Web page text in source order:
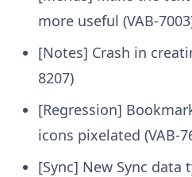
more useful (VAB-
[Notes] Crash in
8207)
[Regression]
icons pixelated (VAB-
[Sync] New Sync data